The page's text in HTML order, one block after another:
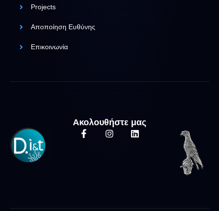
Projects
Αποποίηση Ευθύνης
Επικοινωνία
Ακολουθήστε μας